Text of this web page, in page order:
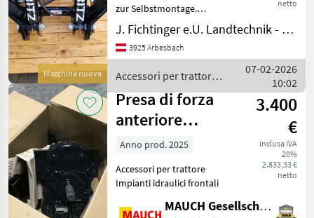
Macchina nuova
netto
zur Selbstmontage.
Cilindro: Doppio effetto,
Compensazione pendolare
Accessori per trattore
J. Fichtinger e.U. Landtechnik - Metalltechnik
3925 Arbesbach
Accessori per trattore /
Sonstige
07-02-2026
10:02
Presa di forza
anteriore
Stemplinger per
Steyr Kompakt
4065
3.400
€
inclusa IVA
20%
2.833,33 €
netto
Anno prod. 2025
Accessori per trattore
Impianti idraulici frontali
MAUCH Gesellschaft m.b.H. & Co.KG